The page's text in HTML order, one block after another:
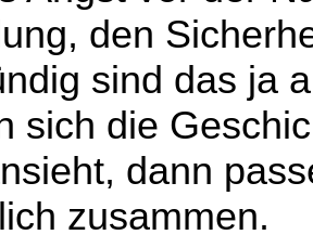
den
sind das ja
sich die
dann
zusammen.